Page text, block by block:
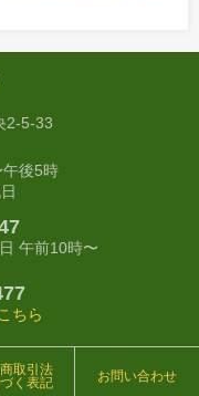
2-5-33
後5時
午前10時〜
ちら
取引法
く表記
お問い合わせ